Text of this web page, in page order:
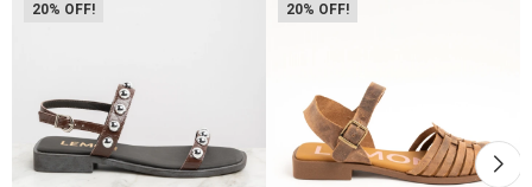
20 20